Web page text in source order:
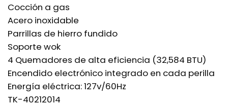
Cocción a gas
Acero inoxidable
Parrillas de hierro fundido
Soporte wok
4 Quemadores de alta eficiencia (32,584 BTU)
Encendido electrónico integrado en cada perilla
Energía eléctrica: 127v/60Hz
TK-40212014